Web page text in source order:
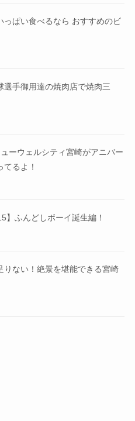
っぱい食べるなら おすすめのビ
選手御用達の焼肉店で焼肉三
ーウェルシティ宮崎がアニバー
るよ！
】ふんどしボーイ誕生編！
りない！絶景を堪能できる宮崎